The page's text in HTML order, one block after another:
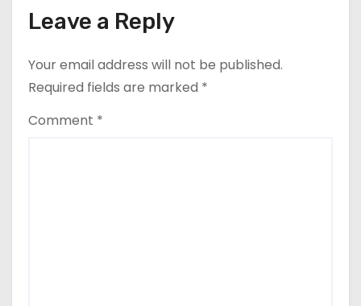
oLeave a Reply
Your email address will not be published.
Required fields are marked *
Comment *